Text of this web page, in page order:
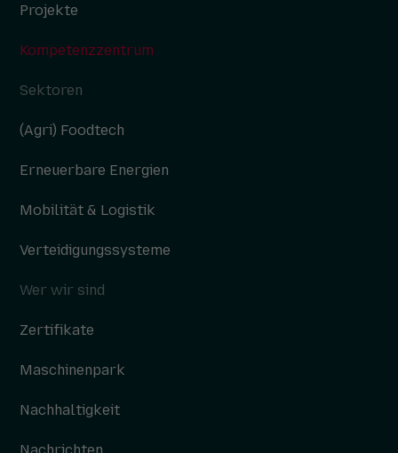
Projekte
Kompetenzzentrum
Sektoren
(Agri) Foodtech
Erneuerbare Energien
Mobilität & Logistik
Verteidigungssysteme
Wer wir sind
Zertifikate
Maschinenpark
Nachhaltigkeit